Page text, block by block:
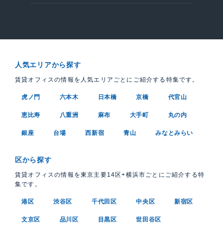
人気エリアから探す
賃貸オフィスの情報を人気エリアごとにご紹介する特集です。
虎ノ門 六本木 日本橋 京橋 代官山
恵比寿 八重洲 麻布 大手町 丸の内
銀座 台場 西新宿 青山 みなとみらい
区から探す
賃貸オフィスの情報を東京主要14区+横浜市ごとにご紹介する特
集です。
港区 渋谷区 千代田区 中央区 新宿区
文京区 品川区 目黒区 世田谷区